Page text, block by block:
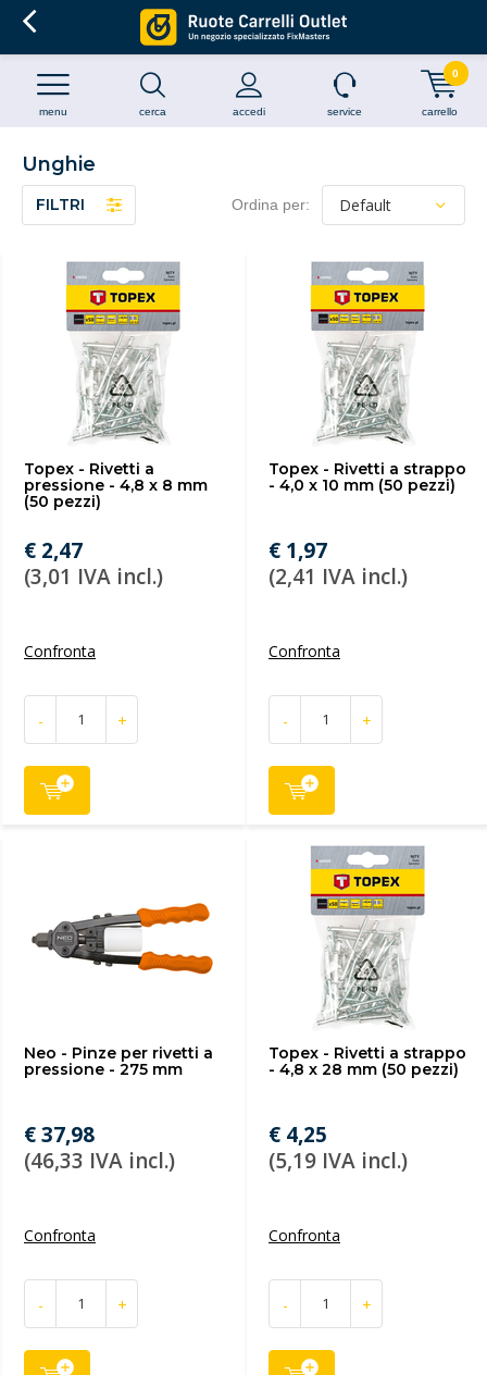
cerca accedi
menu service carrello
0
Unghie
FILTRI Ordina per:
Topex - Rivetti a
pressione - 4,8 x 8 mm
(50 pezzi)
€ 2,47
(3,01 IVA incl.)
Confronta
- +
Topex - Rivetti a strappo
- 4,0 x 10 mm (50 pezzi)
€ 1,97
(2,41 IVA incl.)
Confronta
- +
Neo - Pinze per rivetti a
pressione - 275 mm
€ 37,98
(46,33 IVA incl.)
Confronta
- +
Topex - Rivetti a strappo
- 4,8 x 28 mm (50 pezzi)
€ 4,25
(5,19 IVA incl.)
Confronta
- +